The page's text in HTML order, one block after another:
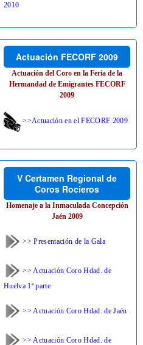
2010
Actuación FECORF 2009
Actuación del Coro en la Feria de la
Hermandad de Emigrantes FECORF
2009
>>Actuación en el FECORF 2009
V Certamen Regional de
Coros Rocieros
Homenaje a la Inmaculada Concepción
Jaén 2009
>> Presentación de la Gala
>> Actuación Coro Hdad. de
Huelva 1ª parte
>> Actuación Coro Hdad. de Jaén
>> Actuación Coro Hdad. de